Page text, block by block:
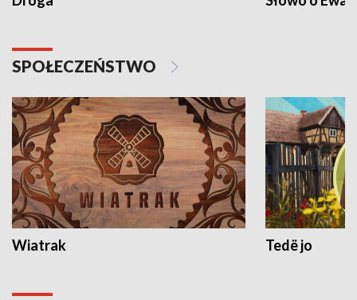
SPOŁECZEŃSTWO
Wiatrak Tedë jo